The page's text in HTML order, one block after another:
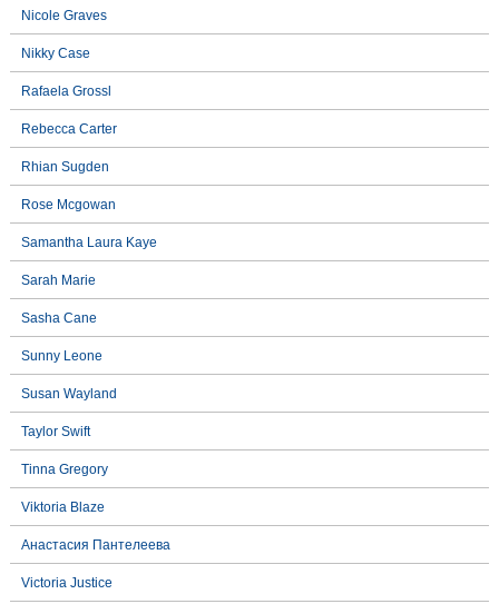
Nicole Graves
Nikky Case
Rafaela Grossl
Rebecca Carter
Rhian Sugden
Rose Mcgowan
Samantha Laura Kaye
Sarah Marie
Sasha Cane
Sunny Leone
Susan Wayland
Taylor Swift
Tinna Gregory
Viktoria Blaze
Анастасия Пантелеева
Victoria Justice